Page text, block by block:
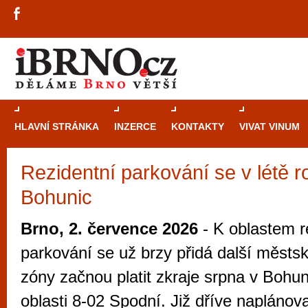
HLAVNÍ STRÁNKA INZERCE KONTAKTY VIVAT VINUM
Rezidentní parkování se v létě
Bohunic
Brno, 2. července 2026 - K oblastem
parkování se už brzy přidá další
zóny začnou platit zkraje srpna v
oblasti 8-02 Spodní. Již dříve
Průvodce
Brno je
zajímavé
restaurace,
Mimo jiné je ale také místem, kde si